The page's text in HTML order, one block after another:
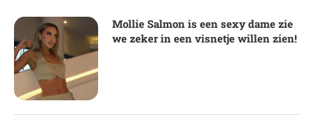
Mollie Salmon is een sexy dame zie
we zeker in een visnetje willen zien!